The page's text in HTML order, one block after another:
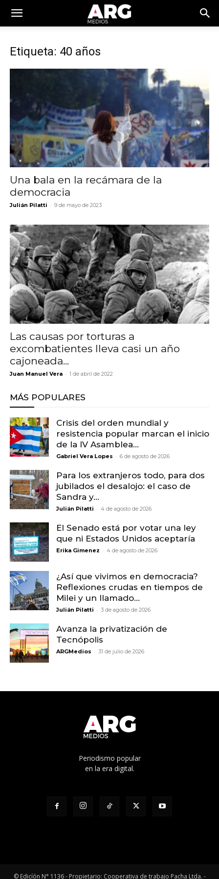
Etiqueta: 40 años
Una bala en la recámara de la
democracia
Julián Pilatti - 9 de mayo de 2023
Las causas por torturas a
excombatientes lleva casi un año
cajoneada...
Juan Manuel Vera - 1 de abril de 2022
MÁS POPULARES
Crisis del orden mundial y
resistencia popular marcan el inicio
de la IV Asamblea...
Gabriel Vera Lopes - 6 de agosto de 2026
Para los extranjeros todo, para dos
jubilados el desalojo: el caso de
Sandra y...
Julián Pilatti - 4 de agosto de 2026
El Senado está por votar una ley
que ni Estados Unidos aceptaría
Erika Gimenez - 4 de agosto de 2026
¿Así que vivimos en democracia?
Reflexiones crudas en tiempos de
Milei y un llamado...
Julián Pilatti - 3 de agosto de 2026
Avanza la privatización de
Tecnópolis
ARGMedios - 31 de julio de 2026
Periodismo popular
en la era digital.
© Edicíón N° 1136 - Propietario: Cooperativa de trabajo Pacha Ltda. -